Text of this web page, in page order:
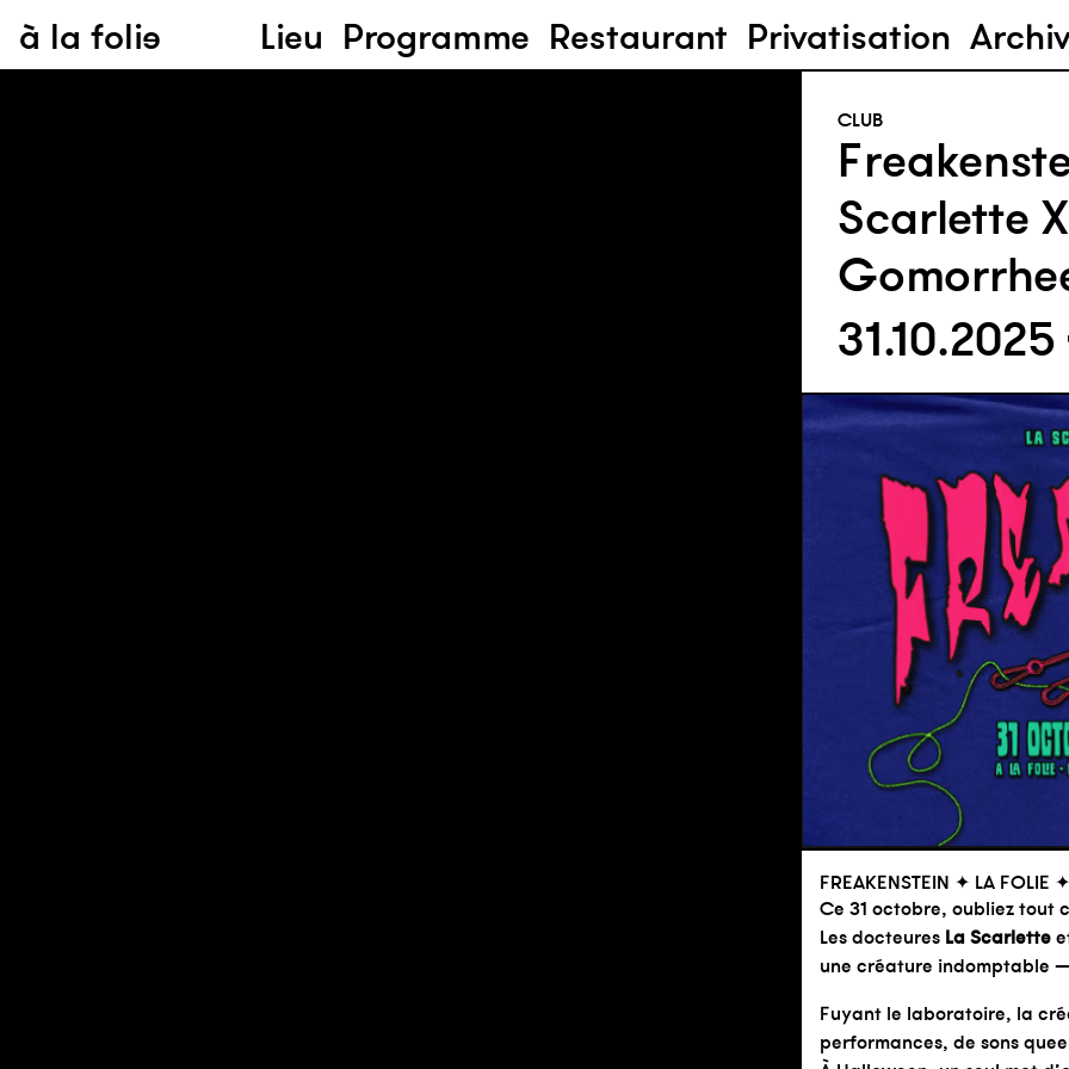
à la folie Lieu Programme Restaurant Privatisation
Scarlette
CLUB
31.10.2025
FREAKENSTEIN ✦ LA FOLIE
Ce 31 octobre, oubliez tout
Les docteures La Scarlette
une créature indomptable
Fuyant le laboratoire, la
performances, de sons